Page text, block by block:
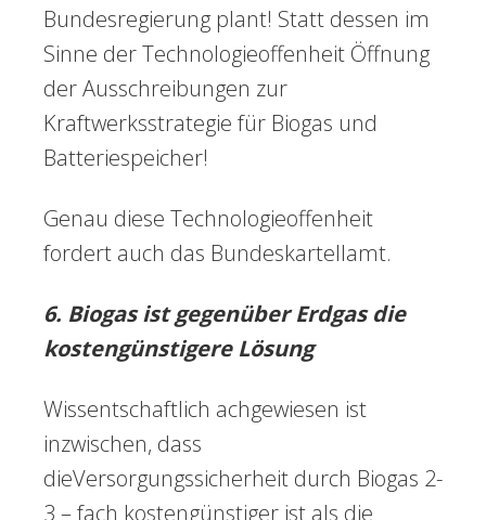
Bundesregierung plant! Statt dessen im
Sinne der Technologieoffenheit Öffnung
der Ausschreibungen zur
Kraftwerksstrategie für Biogas und
Batteriespeicher!
Genau diese Technologieoffenheit
fordert auch das Bundeskartellamt.
6. Biogas ist gegenüber Erdgas die
kostengünstigere Lösung
Wissentschaftlich achgewiesen ist
inzwischen, dass
dieVersorgungssicherheit durch Biogas 2-
3 – fach kostengünstiger ist als die